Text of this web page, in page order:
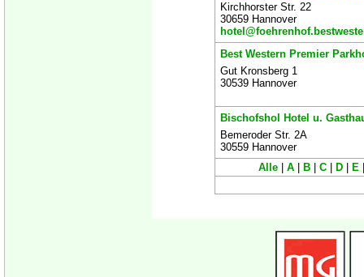
Kirchhorster Str. 22
30659 Hannover
Best Western Premier
Gut Kronsberg 1
30539 Hannover
Bischofshol Hotel u.
Bemeroder Str. 2A
30559 Hannover
Alle
A B C D E